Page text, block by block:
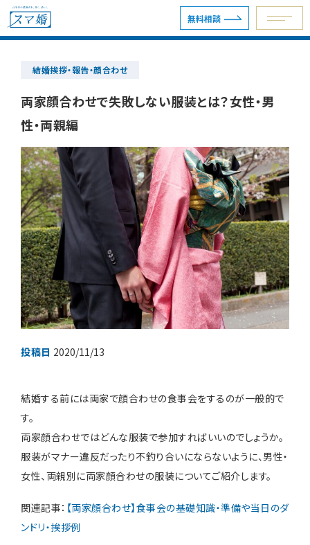
無料相談
無料相談
ウェディングプラン
ショールーム・サロン 会場を探す
会場別見積例
フェア＆キャンペーン
安さの秘密
結婚挨拶・報告・顔合わせ
両家顔合わせで失敗しない服装とは？女性・男
性・両親編
投稿日 2020/11/13
結婚する前には両家で顔合わせの食事会をするのが一般的で
す。
両家顔合わせではどんな服装で参加すればいいのでしょうか。
服装がマナー違反だったり不釣り合いにならないように、男性・
女性、両親別に両家顔合わせの服装についてご紹介します。
関連記事： 【両家顔合わせ】食事会の基礎知識・準備や当日のダ
ンドリ・挨拶例